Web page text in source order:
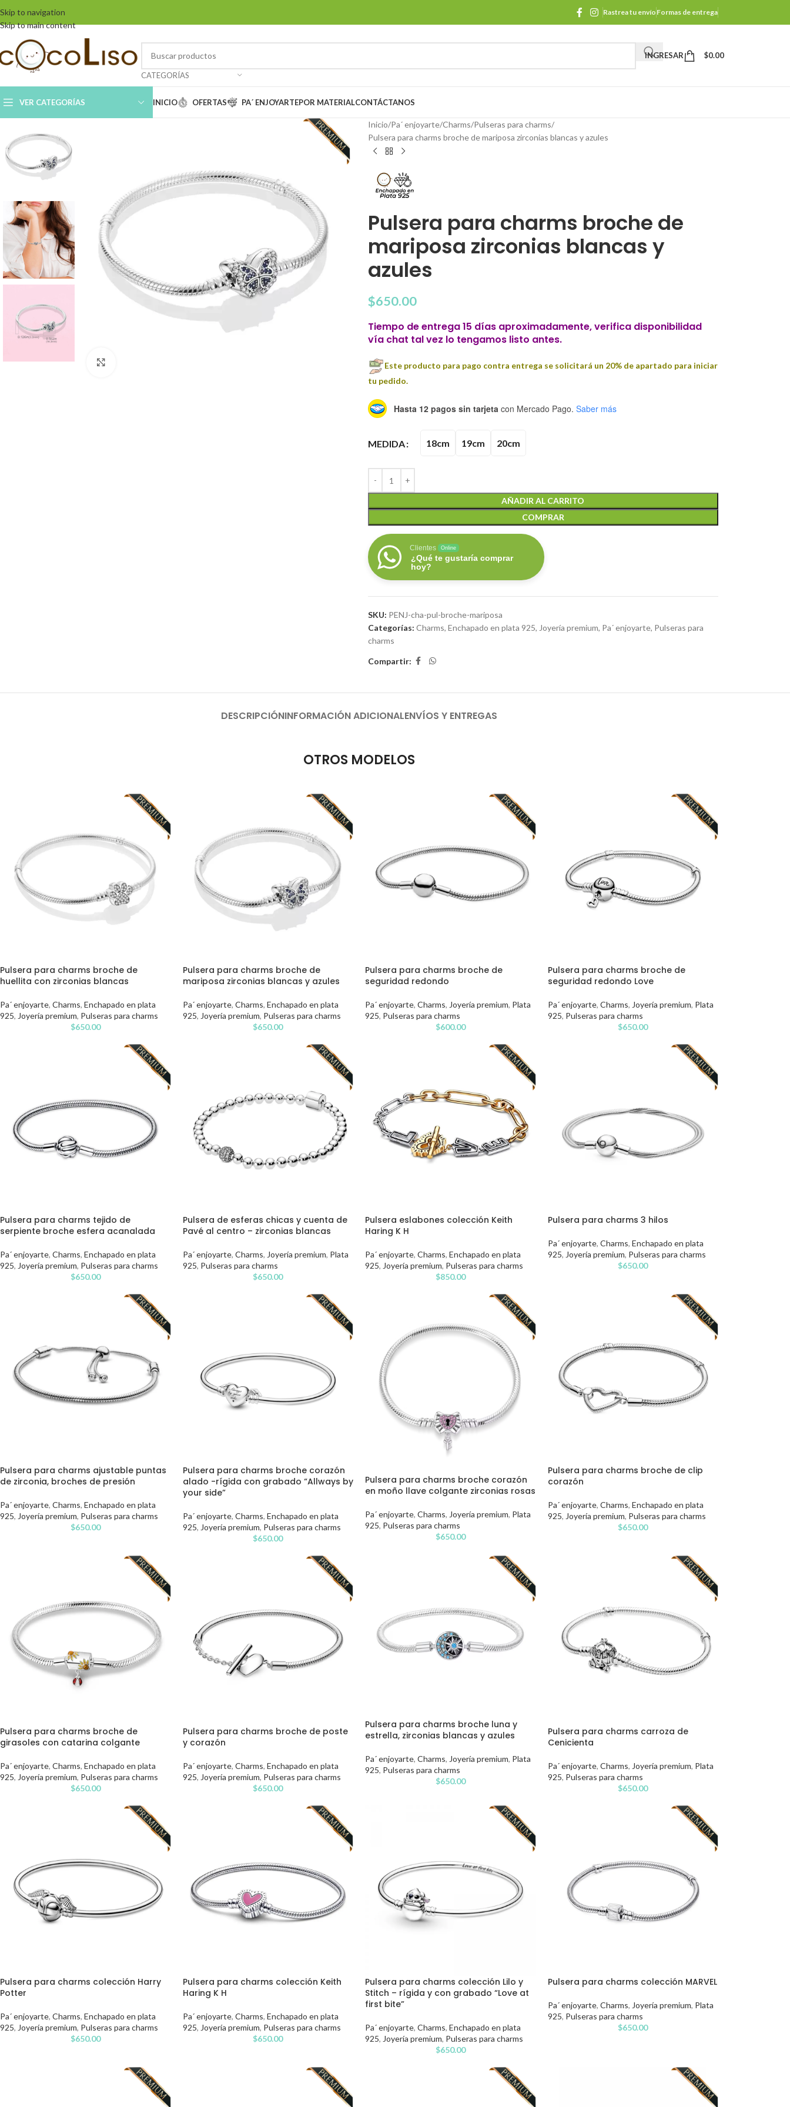
Skip to navigation
Skip to main content
Rastrea tu envío Formas de entrega
CATEGORÍAS
INGRESAR $0.00
VER CATEGORÍAS INICIO OFERTAS PA´ ENJOYARTEPOR MATERIALCONTÁCTANOS
Inicio Pa´ enjoyarte Charms Pulseras para charms
Pulsera para charms broche de mariposa zirconias blancas y azules
Pulsera para charms broche de
mariposa zirconias blancas y
azules
$650.00
Tiempo de entrega 15 días aproximadamente, verifica disponibilidad
vía chat tal vez lo tengamos listo antes.
Este producto para pago contra entrega se solicitará un 20% de apartado para iniciar
tu pedido.
Hasta 12 pagos sin tarjeta con Mercado Pago. Saber más
MEDIDA 18cm 19cm 20cm
AÑADIR AL CARRITO
COMPRAR
Clientes Online
¿Qué te gustaría comprar
hoy?
SKU: PENJ-cha-pul-broche-mariposa
Categorías: Charms, Enchapado en plata 925, Joyería premium, Pa´ enjoyarte, Pulseras para
charms
Compartir:
DESCRIPCIÓNINFORMACIÓN ADICIONALENVÍOS Y ENTREGAS
OTROS MODELOS
Pulsera para charms broche de
huellita con zirconias blancas
Pa´ enjoyarte, Charms, Enchapado en plata
925, Joyería premium, Pulseras para charms
$650.00
Pulsera para charms broche de
mariposa zirconias blancas y azules
Pa´ enjoyarte, Charms, Enchapado en plata
925, Joyería premium, Pulseras para charms
$650.00
Pulsera para charms broche de
seguridad redondo
Pa´ enjoyarte, Charms, Joyería premium, Plata
925, Pulseras para charms
$600.00
Pulsera para charms broche de
seguridad redondo Love
Pa´ enjoyarte, Charms, Joyería premium, Plata
925, Pulseras para charms
$650.00
Pulsera para charms tejido de
serpiente broche esfera acanalada
Pa´ enjoyarte, Charms, Enchapado en plata
925, Joyería premium, Pulseras para charms
$650.00
Pulsera de esferas chicas y cuenta de
Pavé al centro – zirconias blancas
Pa´ enjoyarte, Charms, Joyería premium, Plata
925, Pulseras para charms
$650.00
Pulsera eslabones colección Keith
Haring K H
Pa´ enjoyarte, Charms, Enchapado en plata
925, Joyería premium, Pulseras para charms
$850.00
Pulsera para charms 3 hilos
Pa´ enjoyarte, Charms, Enchapado en plata
925, Joyería premium, Pulseras para charms
$650.00
Pulsera para charms ajustable puntas
de zirconia, broches de presión
Pa´ enjoyarte, Charms, Enchapado en plata
925, Joyería premium, Pulseras para charms
$650.00
Pulsera para charms broche corazón
alado -rígida con grabado “Allways by
your side”
Pa´ enjoyarte, Charms, Enchapado en plata
925, Joyería premium, Pulseras para charms
$650.00
Pulsera para charms broche corazón
en moño llave colgante zirconias rosas
Pa´ enjoyarte, Charms, Joyería premium, Plata
925, Pulseras para charms
$650.00
Pulsera para charms broche de clip
corazón
Pa´ enjoyarte, Charms, Enchapado en plata
925, Joyería premium, Pulseras para charms
$650.00
Pulsera para charms broche de
girasoles con catarina colgante
Pa´ enjoyarte, Charms, Enchapado en plata
925, Joyería premium, Pulseras para charms
$650.00
Pulsera para charms broche de poste
y corazón
Pa´ enjoyarte, Charms, Enchapado en plata
925, Joyería premium, Pulseras para charms
$650.00
Pulsera para charms broche luna y
estrella, zirconias blancas y azules
Pa´ enjoyarte, Charms, Joyería premium, Plata
925, Pulseras para charms
$650.00
Pulsera para charms carroza de
Cenicienta
Pa´ enjoyarte, Charms, Joyería premium, Plata
925, Pulseras para charms
$650.00
Pulsera para charms colección Harry
Potter
Pa´ enjoyarte, Charms, Enchapado en plata
925, Joyería premium, Pulseras para charms
$650.00
Pulsera para charms colección Keith
Haring K H
Pa´ enjoyarte, Charms, Enchapado en plata
925, Joyería premium, Pulseras para charms
$650.00
Pulsera para charms colección Lilo y
Stitch – rígida y con grabado “Love at
first bite”
Pa´ enjoyarte, Charms, Enchapado en plata
925, Joyería premium, Pulseras para charms
$650.00
Pulsera para charms colección MARVEL
Pa´ enjoyarte, Charms, Joyería premium, Plata
925, Pulseras para charms
$650.00